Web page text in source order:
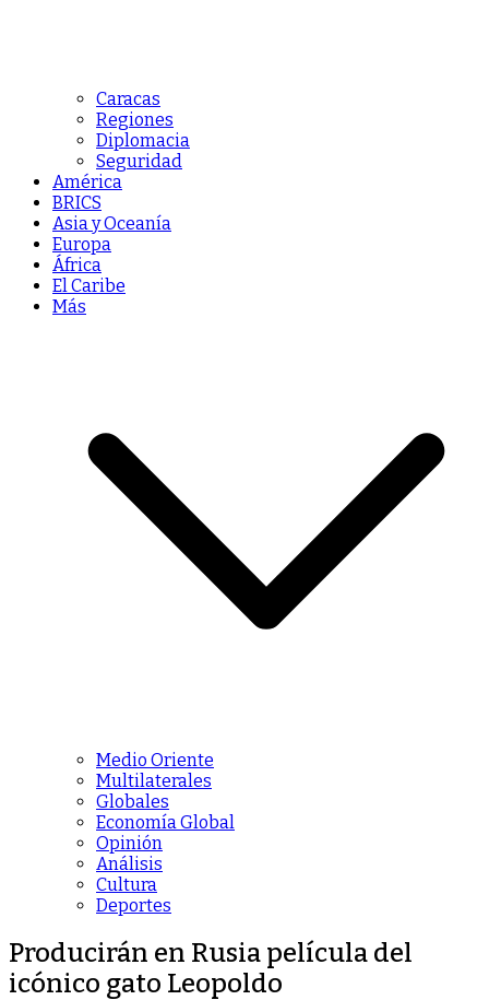
Caracas
Regiones
Diplomacia
Seguridad
América
BRICS
Asia y Oceanía
Europa
África
El Caribe
Más
Medio Oriente
Multilaterales
Globales
Economía Global
Opinión
Análisis
Cultura
Deportes
Producirán en Rusia película del
icónico gato Leopoldo